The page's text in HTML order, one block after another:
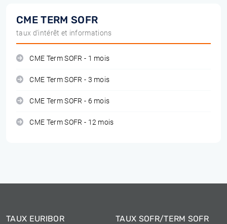
CME TERM SOFR
taux d'intérêt et informations
CME Term SOFR - 1 mois
CME Term SOFR - 3 mois
CME Term SOFR - 6 mois
CME Term SOFR - 12 mois
TAUX EURIBOR TAUX SOFR/TERM SOFR